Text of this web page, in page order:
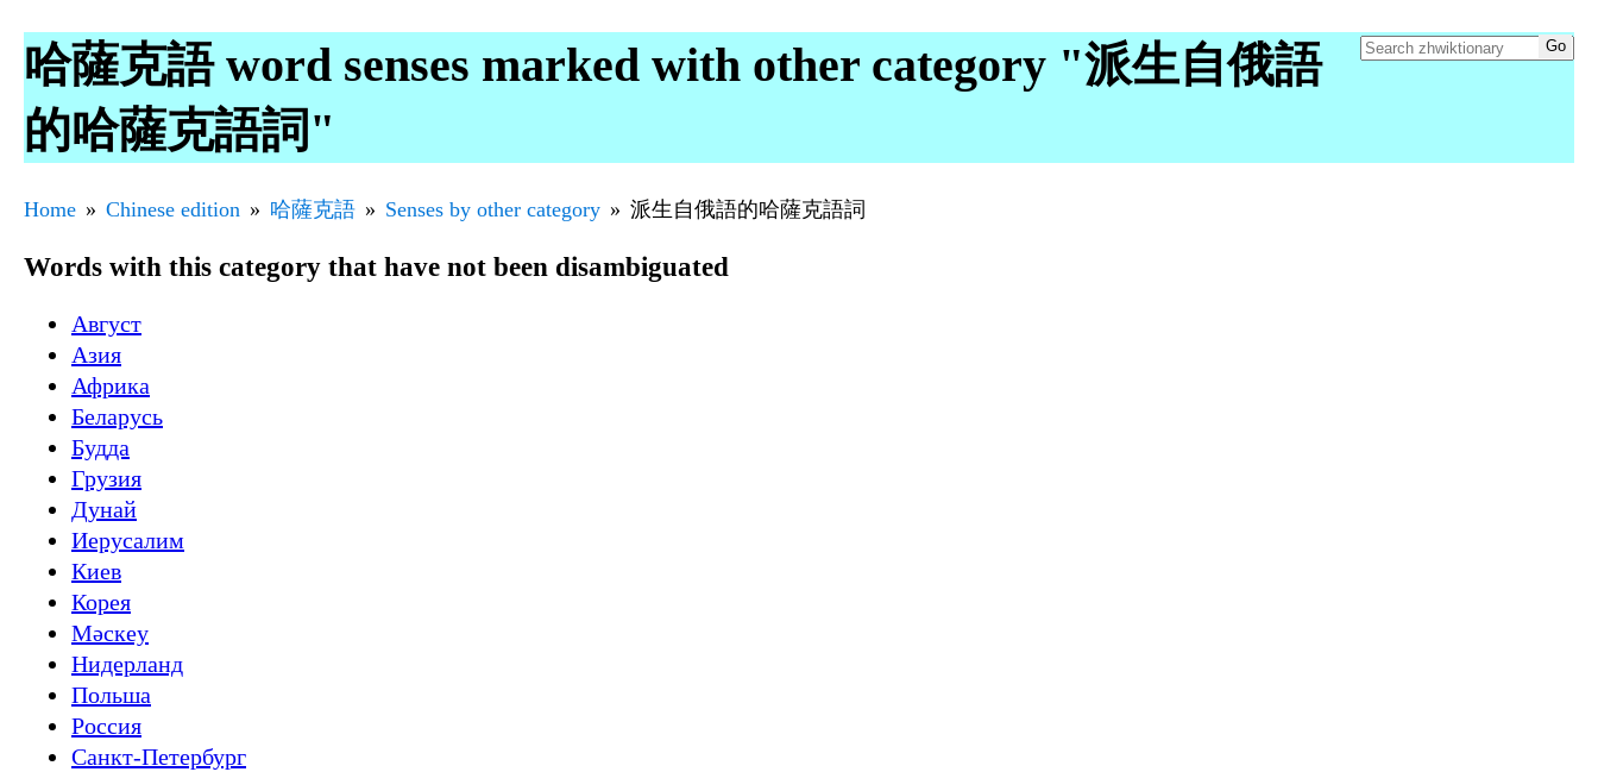
哈薩克語 word senses marked with other category "派生自俄語
的哈薩克語詞"
Home Chinese edition 哈薩克語 Senses by other category 派生自俄語的哈薩克語詞
Words with this category that have not been disambiguated
Август
Азия
Африка
Беларусь
Будда
Грузия
Дунай
Иерусалим
Киев
Корея
Мәскеу
Нидерланд
Польша
Россия
Санкт-Петербург